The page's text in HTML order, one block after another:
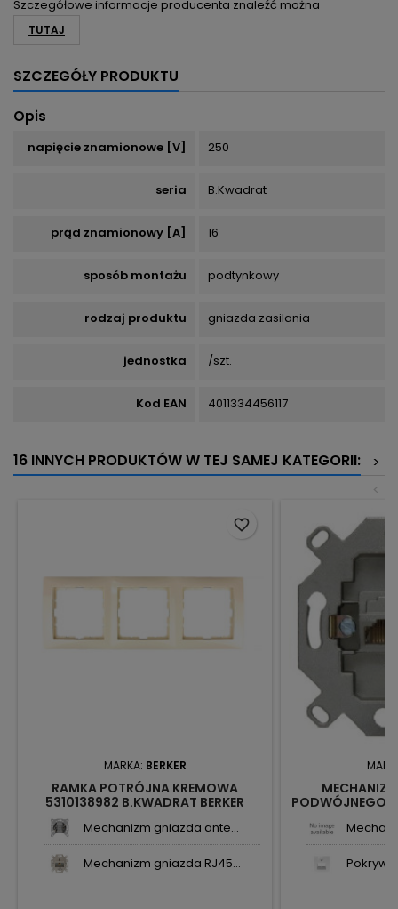
Szczegółowe informacje producenta znaleźć można
TUTAJ
SZCZEGÓŁY PRODUKTU
Opis
napięcie znamionowe [V] 250
seria B.Kwadrat
prąd znamionowy [A] 16
sposób montażu podtynkowy
rodzaj produktu gniazda zasilania
jednostka /szt.
Kod EAN 4011334456117
16 INNYCH PRODUKTÓW W TEJ SAMEJ KATEGORII:
>
<
MARKA: BERKER
RAMKA POTRÓJNA KREMOWA
5310138982 B.KWADRAT BERKER
Mechanizm gniazda ante...
Mechanizm gniazda RJ45...
favorite_border
PODWÓJNEGO
Pokrywa